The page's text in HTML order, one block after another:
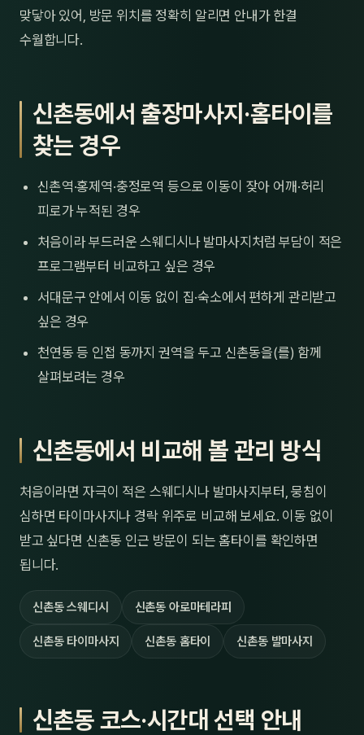
맞닿아 있어, 방문 위치를 정확히 알리면 안내가 한결
수월합니다.
신촌동에서 출장마사지·홈타이를
찾는 경우
신촌역·홍제역·충정로역 등으로 이동이 잦아 어깨·허리
피로가 누적된 경우
처음이라 부드러운 스웨디시나 발마사지처럼 부담이 적은
프로그램부터 비교하고 싶은 경우
서대문구 안에서 이동 없이 집·숙소에서 편하게 관리받고
싶은 경우
천연동 등 인접 동까지 권역을 두고 신촌동을(를) 함께
살펴보려는 경우
신촌동에서 비교해 볼 관리 방식
처음이라면 자극이 적은 스웨디시나 발마사지부터, 뭉침이
심하면 타이마사지나 경락 위주로 비교해 보세요. 이동 없이
받고 싶다면 신촌동 인근 방문이 되는 홈타이를 확인하면
됩니다.
신촌동 스웨디시 신촌동 아로마테라피
신촌동 타이마사지 신촌동 홈타이 신촌동 발마사지
신촌동 코스·시간대 선택 안내